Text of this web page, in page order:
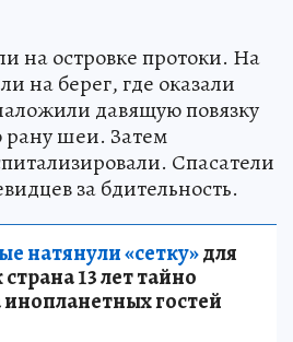
на островке протоки. На
на берег, где оказали
давящую повязку
рану шеи. Затем
Спасатели
за бдительность.
натянули «сетку»для
13 лет тайно
инопланетных гостей